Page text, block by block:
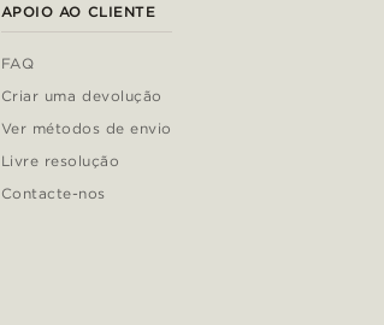
APOIO AO CLIENTE
FAQ
Criar uma devolução
Ver métodos de envio
Livre resolução
Contacte-nos